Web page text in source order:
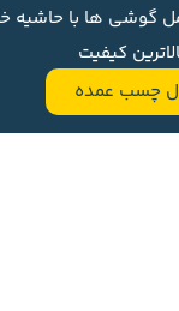
گوشی ها با حاشیه
چسب عمده